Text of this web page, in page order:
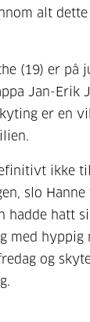
alt
(19) er på
Jan-Erik
er en
ikke
slo
hadde hatt
med hyppig
og